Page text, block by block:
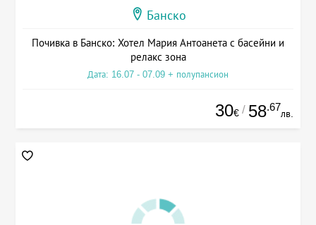
Банско
Почивка в Банско: Хотел Мария Антоанета с басейни и
релакс зона
Дата: 16.07 - 07.09 + полупансион
30€ / 58.67
лв.